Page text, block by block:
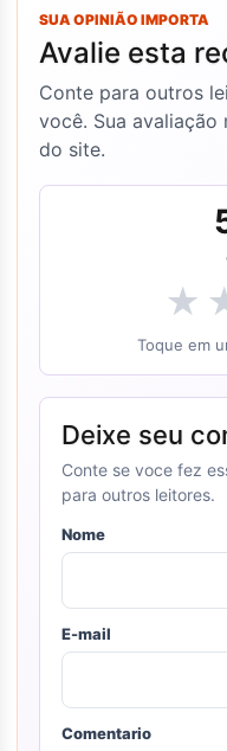
SUA OPINIÃO IMPORTA
Avalie esta
Conte para outros
você. Sua avaliação
do site.
★
Toque em
Deixe seu
Conte se voce fez
para outros leitores.
Nome
E-mail
Comentario